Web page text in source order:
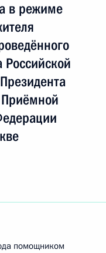
в режиме
помощником